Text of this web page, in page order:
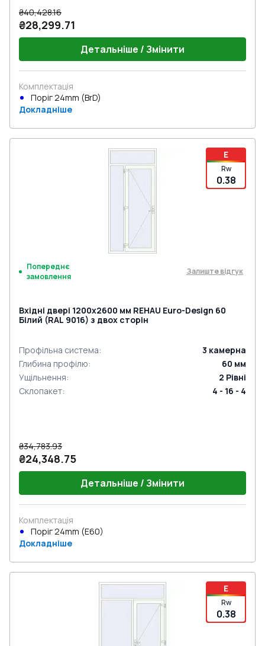
₴40,428.16
₴28,299.71
Детальніше / Змінити
Комплектація
Поріг 24mm (BrD)
Докладніше
E
Rw
0.38
Попереднє
замовлення
Залиште відгук
Вхідні двері 1200x2600 мм REHAU Euro-Design 60
Білий (RAL 9016) з двох сторін
Профільна система: 3 камерна
Глибина профілю: 60 мм
Ущільнення: 2 Рівні
Склопакет: 4 - 16 - 4
₴34,783.93
₴24,348.75
Детальніше / Змінити
Комплектація
Поріг 24mm (E60)
Докладніше
E
Rw
0.38